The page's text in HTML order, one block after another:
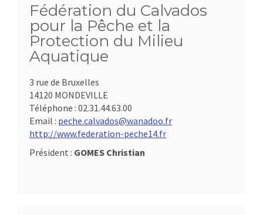
Fédération du Calvados
pour la Pêche et la
Protection du Milieu
Aquatique
3 rue de Bruxelles
14120 MONDEVILLE
Téléphone : 02.31.44.63.00
Email : peche.calvados@wanadoo.fr
http://www.federation-peche14.fr
Président : GOMES Christian